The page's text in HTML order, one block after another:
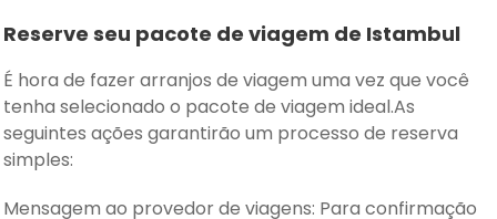
Reserve seu pacote de viagem de Istambul
É hora de fazer arranjos de viagem uma vez que você
tenha selecionado o pacote de viagem ideal.As
seguintes ações garantirão um processo de reserva
simples:
Mensagem ao provedor de viagens: Para confirmação